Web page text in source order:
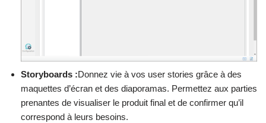
Storyboards :Donnez vie à vos user stories grâce à des
maquettes d’écran et des diaporamas. Permettez aux parties
prenantes de visualiser le produit final et de confirmer qu’il
correspond à leurs besoins.